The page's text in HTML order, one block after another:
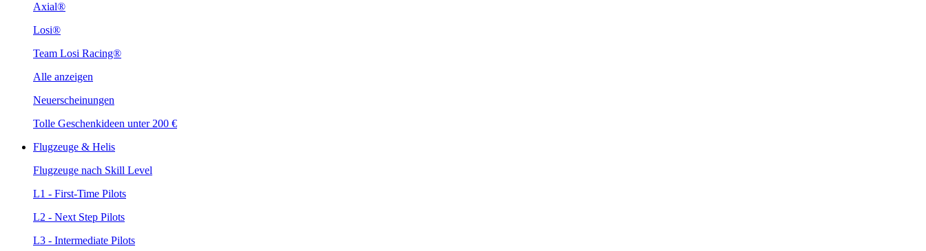
Axial®
Losi®
Team Losi Racing®
Alle anzeigen
Neuerscheinungen
Tolle Geschenkideen unter 200 €
Flugzeuge & Helis
Flugzeuge nach Skill Level
L1 - First-Time Pilots
L2 - Next Step Pilots
L3 - Intermediate Pilots